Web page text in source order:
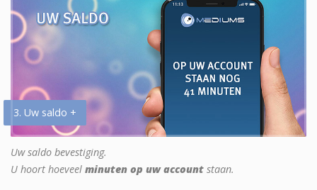
3. Uw saldo +
Uw saldo bevestiging.
U hoort hoeveel minuten op uw account staan.